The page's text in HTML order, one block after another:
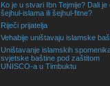
Ko je u stvari Ibn Tejmije? Dali je
šejhul-islama ili šejhul-fitne?
Riječi prijatelja
Vehabije uništavaju islamske
Uništavanje islamskih
svjetske baštine pod zaštitom
UNISCO-a u Timbuktu